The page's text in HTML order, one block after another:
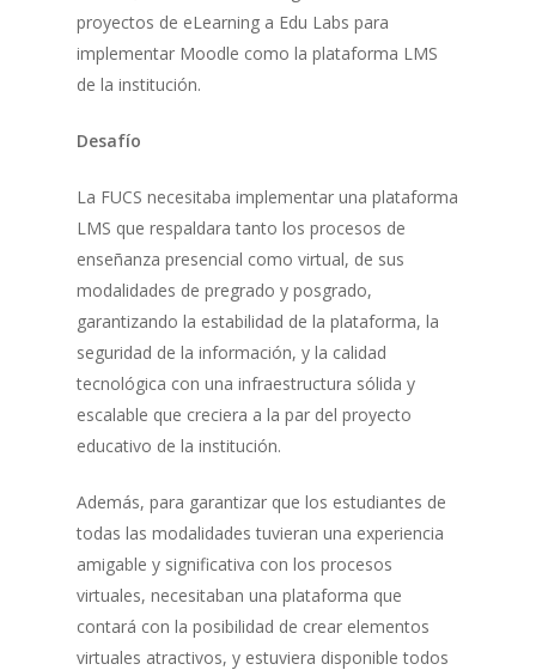
proyectos de eLearning a Edu Labs para
implementar Moodle como la plataforma LMS
de la institución.
Desafío
La FUCS necesitaba implementar una plataforma
LMS que respaldara tanto los procesos de
enseñanza presencial como virtual, de sus
modalidades de pregrado y posgrado,
garantizando la estabilidad de la plataforma, la
seguridad de la información, y la calidad
tecnológica con una infraestructura sólida y
escalable que creciera a la par del proyecto
educativo de la institución.
Además, para garantizar que los estudiantes de
todas las modalidades tuvieran una experiencia
amigable y significativa con los procesos
virtuales, necesitaban una plataforma que
contará con la posibilidad de crear elementos
virtuales atractivos, y estuviera disponible todos